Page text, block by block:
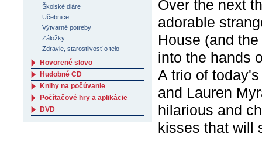
Over the next
adorable
House (and
into the hands
A trio of
and Lauren
hilarious and
kisses that will
Školské diáre
Učebnice
Výtvarné potreby
Záložky
Zdravie, starostlivosť o telo
Hovorené slovo
Hudobné CD
Knihy na počúvanie
Počítačové hry a aplikácie
DVD